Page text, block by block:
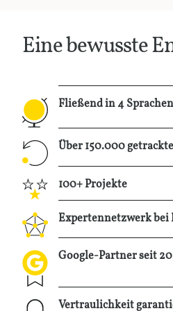
Eine bewusste
Fließend in 4 Sprachen
Über 150.000
100+ Projekte
Expertennetzwerk bei
Google-Partner seit
Vertraulichkeit